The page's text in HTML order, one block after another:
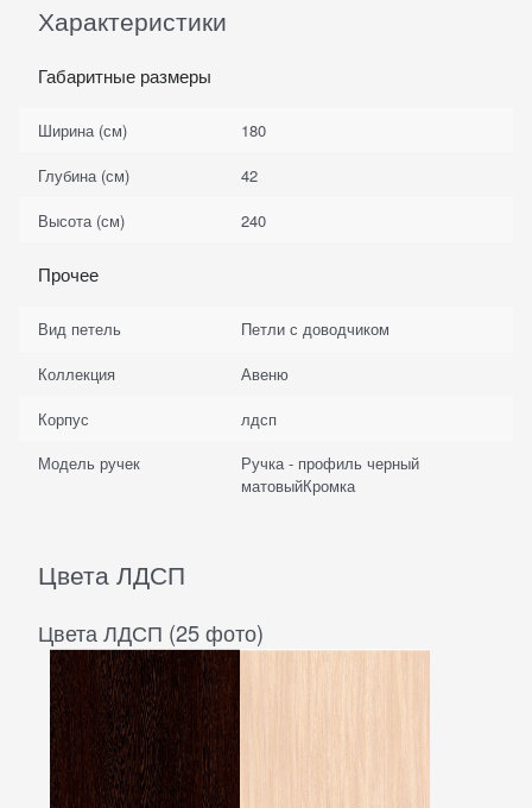
Характеристики
Габаритные размеры
Ширина (см)
180
Глубина (см)
42
Высота (см)
240
Прочее
Вид петель
Петли с доводчиком
Коллекция
Авеню
Корпус
лдсп
Модель ручек
Ручка - профиль черный
матовыйКромка
Цвета ЛДСП
Цвета ЛДСП (25 фото)